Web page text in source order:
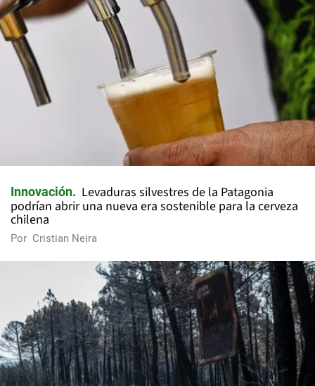
Innovación
Levaduras silvestres de la Patagonia
podrían abrir una nueva era sostenible para la cerveza
chilena
Por Cristian Neira